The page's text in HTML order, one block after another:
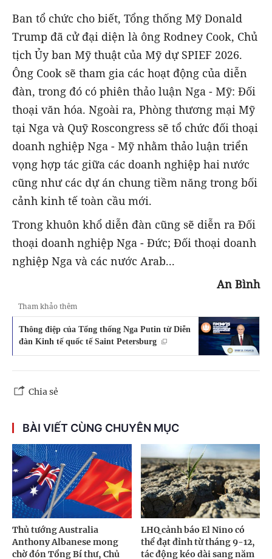
Ban tổ chức cho biết, Tổng thống Mỹ Donald
Trump đã cử đại diện là ông Rodney Cook, Chủ
tịch Ủy ban Mỹ thuật của Mỹ dự SPIEF 2026.
Ông Cook sẽ tham gia các hoạt động của diễn
đàn, trong đó có phiên thảo luận Nga - Mỹ: Đối
thoại văn hóa. Ngoài ra, Phòng thương mại Mỹ
tại Nga và Quỹ Roscongress sẽ tổ chức đối thoại
doanh nghiệp Nga - Mỹ nhằm thảo luận triển
vọng hợp tác giữa các doanh nghiệp hai nước
cũng như các dự án chung tiềm năng trong bối
cảnh kinh tế toàn cầu mới.
Trong khuôn khổ diễn đàn cũng sẽ diễn ra Đối
thoại doanh nghiệp Nga - Đức; Đối thoại doanh
nghiệp Nga và các nước Arab...
An Bình
Tham khảo thêm
Thông điệp của Tổng thống Nga Putin từ Diễn
đàn Kinh tế quốc tế Saint Petersburg
Chia sẻ
BÀI VIẾT CÙNG CHUYÊN MỤC
Thủ tướng Australia
Anthony Albanese mong
chờ đón Tổng Bí thư, Chủ
LHQ cảnh báo El Nino có
thể đạt đỉnh từ tháng 9-12,
tác động kéo dài sang năm